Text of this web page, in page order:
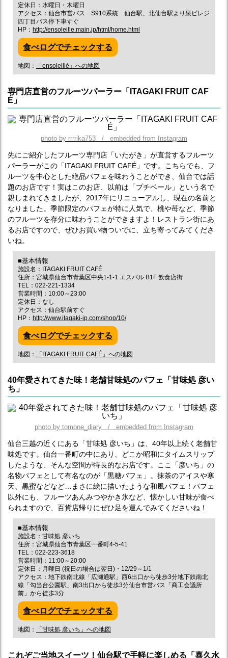
定休日：水曜日・木曜日
アクセス：仙台市営バス S910系統 仙台駅、北仙台駅より泉ビレジ
四丁目バス停下車すぐ
HP： http://ensoleille.main.jp/html/home.html
食べログでチェックする
地図： 「ensoleillé」への地図
専門店直営のフルーツパーラー「ITAGAKI FRUIT CAF
É」
photo by rrrrika753 / embedded from Instagram
先にご紹介したフルーツ専門店「いたがき」が直営するフルーツ
パーラーがこの「ITAGAKI FRUIT CAFÉ」です。こちらでも、フ
ルーツを中心とした絶品パフェを味わうことができ、仙台では話
題のお店です！実はこのお店、以前は「プチベール」という名で
親しまれてきましたが、2017年にリニューアルし、現在の名前と
なりました。季節限定のパフェが特に人気で、桃や苺など、季節
のフルーツを存分に味わうことができますよ！レストラン街にあ
るお店ですので、ぜひお買い物ついでに、立ち寄ってみてくださ
いね。
■基本情報
施設名：ITAGAKI FRUIT CAFÉ
住所：宮城県仙台市青葉区中央1-1-1 エスパル B1F 飲食店街
TEL：022-221-1334
営業時間：10:00～23:00
定休日：なし
アクセス：仙台駅前すぐ
HP： http://www.itagaki-jp.com/shop/10/
食べログでチェックする
地図： 「ITAGAKI FRUIT CAFÉ」への地図
40年愛されてきた味！老舗甘味処のパフェ「甘味処 彦い
ち」
photo by tomone_diary / embedded from Instagram
仙台三越の近くにある「甘味処 彦いち」は、40年以上続く老舗甘
味処です。仙台一番町の中にあり、どこか昭和にタイムスリップ
したような、そんな空間が特長的なお店です。ここ「彦いち」の
名物パフェとして有名なのが「黒糖パフェ」。抹茶のアイスや寒
天、黒蜜などなど…まさに絵に描いたような和風パフェ！パフェ
以外にも、フルーツあんみつやかき氷など、懐かしい甘味が食べ
られますので、百貨店帰りにぜひ足を運んでみてくださいね！
■基本情報
施設名：甘味処 彦いち
住所：宮城県仙台市青葉区一番町4-5-41
TEL：022-223-3618
営業時間：11:00～20:00
定休日：月曜日 (祝日の場合は翌日)・12/29～1/1
アクセス：地下鉄南北線「広瀬通駅」西6出口から徒歩3分地下鉄南北
線「勾当台公園駅」南3出口から徒歩3分仙台市営バス「商工会議所
前」から徒歩3分
食べログでチェックする
地図： 「甘味処 彦いち」への地図
これぞご当地スイーツ！仙台駅で手軽に楽しめる「喜久水